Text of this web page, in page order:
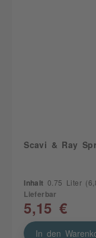
Scavi & Ray
Inhalt 0.75 Liter
Lieferbar
5,15 €
In den